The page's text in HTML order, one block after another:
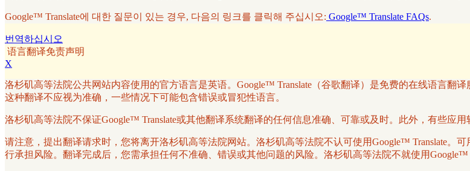
Google™ Translate에 대한 질문이 있는 경우, 다음의 링크를 클릭해 주십시오: Google™ Translate FAQs.
번역하십시오
语言翻译免责声明
X
洛杉矶高等法院公共网站内容使用的官方语言是英语。Google™ Translate（谷歌翻译）是免费的在线语言翻
这种翻译不应视为准确，一些情况下可能包含错误或冒犯性语言。
洛杉矶高等法院不保证Google™ Translate或其他翻译系统翻译的任何信息准确、可靠或及时。此外，有些应
请注意，提出翻译请求时，您将离开洛杉矶高等法院网站。洛杉矶高等法院不认可使用Google™ Translate。
行承担风险。翻译完成后，您需承担任何不准确、错误或其他问题的风险。洛杉矶高等法院不就使用Google™